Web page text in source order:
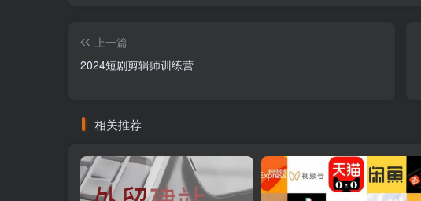
上一篇
2024短剧剪辑师训练营
相关推荐